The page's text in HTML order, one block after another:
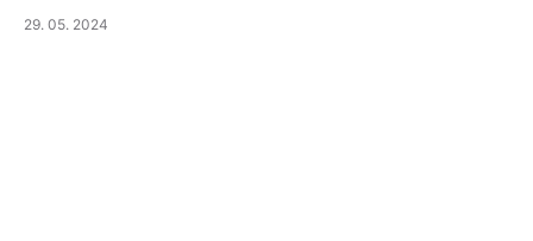
29. 05. 2024